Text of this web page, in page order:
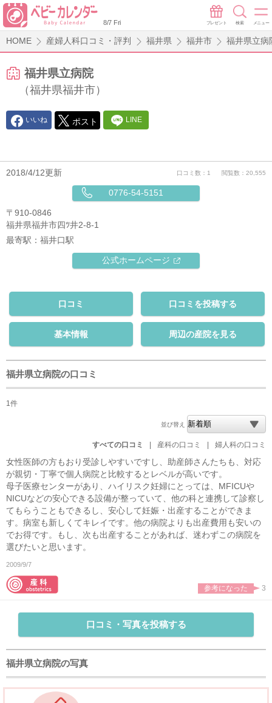
8/7 Fri プレゼント 検索 メニュー
HOME 産婦人科口コミ・評判 福井県 福井市 福井県立病
福井県立病院
（福井県福井市）
いいね ポスト LINE
2018/4/12更新 口コミ数：1 閲覧数：20,555
0776-54-5151
〒910-0846
福井県福井市四ﾂ井2-8-1
最寄駅： 福井口駅
公式ホームページ
口コミ 口コミを投稿する
基本情報 周辺の産院を見る
福井県立病院の口コミ
1件
並び替え
すべての口コミ | 産科の口コミ | 婦人科の口コミ
女性医師の方もおり受診しやすいですし、助産師さんたちも、対応
が親切・丁寧で個人病院と比較するとレベルが高いです。
母子医療センターがあり、ハイリスク妊婦にとっては、MFICUや
NICUなどの安心できる設備が整っていて、他の科と連携して診察し
てもらうこともできるし、安心して妊娠・出産することができま
す。病室も新しくてキレイです。他の病院よりも出産費用も安いの
でお得です。もし、次も出産することがあれば、迷わずこの病院を
選びたいと思います。
2009/9/7
参考になった 3
口コミ・写真を投稿する
福井県立病院の写真